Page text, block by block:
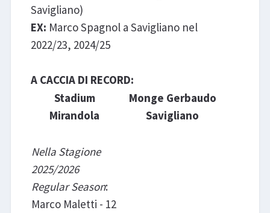
Savigliano)
EX: Marco Spagnol a Savigliano nel
2022/23, 2024/25
A CACCIA DI RECORD:
Stadium
Mirandola
Monge Gerbaudo
Savigliano
Nella Stagione
2025/2026
Regular Season:
Marco Maletti - 12